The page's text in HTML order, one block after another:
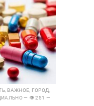
, ВАЖНОЕ ГОРОД
— 👁 251 —